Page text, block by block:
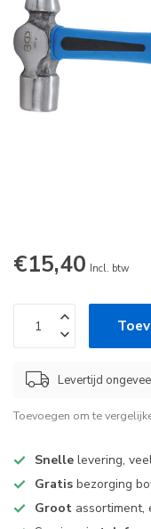
€15,40 Incl. btw
Levertijd
Toevoegen om te
Snelle levering,
Gratis bezorging
Groot assortiment,